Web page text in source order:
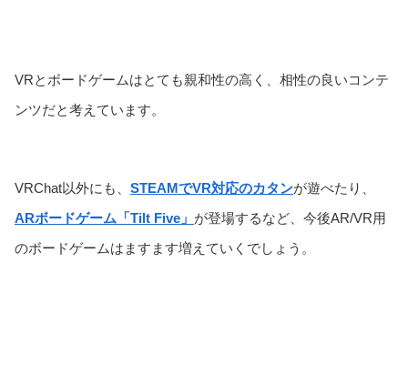
VRとボードゲームはとても親和性の高く、相性の良いコンテ
ンツだと考えています。
VRChat以外にも、 STEAMでVR対応のカタンが遊べたり、
ARボードゲーム「Tilt Five」 が登場するなど、今後AR/VR用
のボードゲームはますます増えていくでしょう。